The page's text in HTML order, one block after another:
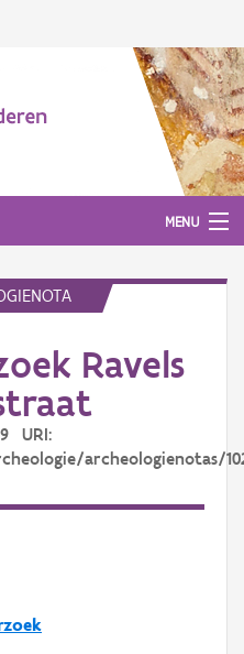
MENU
Ravels
URI:
archeologienotas/